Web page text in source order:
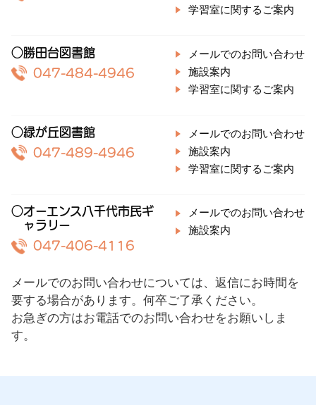
学習室に関するご案内
○勝田台図書館
047-484-4946
メールでのお問い合わせ
施設案内
学習室に関するご案内
○緑が丘図書館
047-489-4946
メールでのお問い合わせ
施設案内
学習室に関するご案内
○オーエンス八千代市民ギ
ャラリー
047-406-4116
メールでのお問い合わせ
施設案内
メールでのお問い合わせについては、返信にお時間を
要する場合があります。何卒ご了承ください。
お急ぎの方はお電話でのお問い合わせをお願いしま
す。